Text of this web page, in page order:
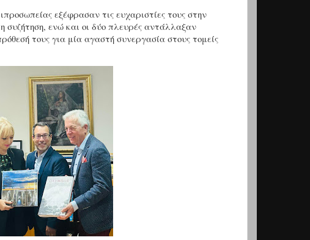
εξέφρασαν τις ευχαριστίες τους στην
συζήτηση, ενώ και οι δύο πλευρές αντάλλαξαν
τους για μία αγαστή συνεργασία στους τομείς